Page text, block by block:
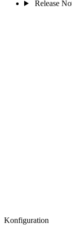
Release
Konfiguration